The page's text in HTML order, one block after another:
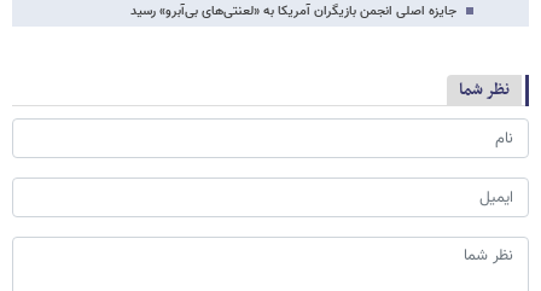
جایزه اصلی انجمن بازیگران آمریکا به «لعنتی‌های بی‌آبرو» رسید
نظر شما